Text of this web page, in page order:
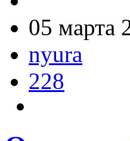
05 марта
nyura
228